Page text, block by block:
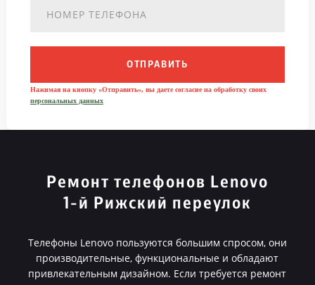
ОТПРАВИТЬ
Нажимая на кнопку «Отправить», вы даете согласие на обработку своих
персональных данных
Ремонт телефонов Lenovo
1-й Рижский переулок
Телефоны Lenovo пользуются большим спросом, они
производительные, функциональные и обладают
привлекательным дизайном. Если требуется ремонт